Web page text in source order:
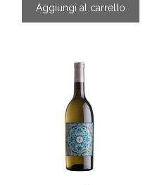
Aggiungi al carrello